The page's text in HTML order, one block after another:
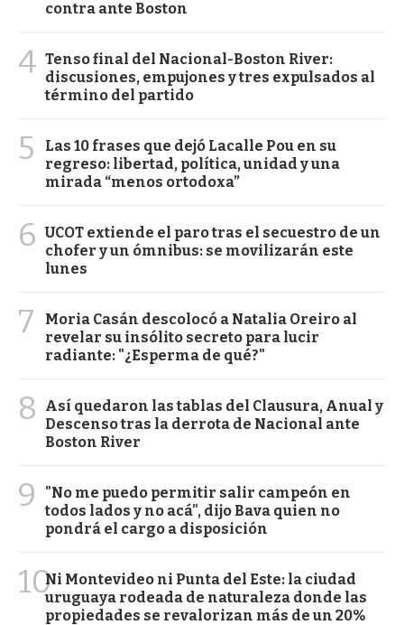
contra ante Boston
4 Tenso final del Nacional-Boston River:
discusiones, empujones y tres expulsados al
término del partido
5
Las 10 frases que dejó Lacalle Pou en su
regreso: libertad, política, unidad y una
mirada “menos ortodoxa”
6 UCOT extiende el paro tras el secuestro de un
chofer y un ómnibus: se movilizarán este
lunes
7
Moria Casán descolocó a Natalia Oreiro al
revelar su insólito secreto para lucir
radiante: "¿Esperma de qué?"
8
Así quedaron las tablas del Clausura, Anual y
Descenso tras la derrota de Nacional ante
Boston River
9
"No me puedo permitir salir campeón en
todos lados y no acá", dijo Bava quien no
pondrá el cargo a disposición
10Ni Montevideo ni Punta del Este: la ciudad
uruguaya rodeada de naturaleza donde las
propiedades se revalorizan más de un 20%